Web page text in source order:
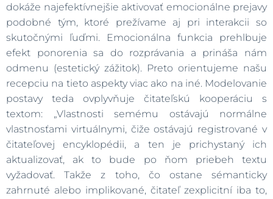
dokáže najefektívnejšie aktivovať emocionálne prejavy
podobné tým, ktoré prežívame aj pri interakcii so
skutočnými ľuďmi. Emocionálna funkcia prehlbuje
efekt ponorenia sa do rozprávania a prináša nám
odmenu (estetický zážitok). Preto orientujeme našu
recepciu na tieto aspekty viac ako na iné. Modelovanie
postavy teda ovplyvňuje čitateľskú kooperáciu s
textom: „Vlastnosti semému ostávajú normálne
vlastnosťami virtuálnymi, čiže ostávajú registrované v
čitateľovej encyklopédii, a ten je prichystaný ich
aktualizovať, ak to bude po ňom priebeh textu
vyžadovať. Takže z toho, čo ostane sémanticky
zahrnuté alebo implikované, čitateľ zexplicitní iba to,